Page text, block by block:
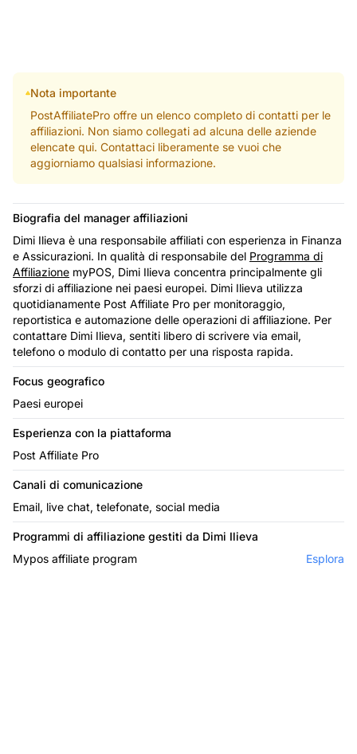
Nota importante
PostAffiliatePro offre un elenco completo di contatti per le
affiliazioni. Non siamo collegati ad alcuna delle aziende
elencate qui. Contattaci liberamente se vuoi che
aggiorniamo qualsiasi informazione.
Biografia del manager affiliazioni
Dimi Ilieva è una responsabile affiliati con esperienza in Finanza
e Assicurazioni. In qualità di responsabile del Programma di
Affiliazione myPOS, Dimi Ilieva concentra principalmente gli
sforzi di affiliazione nei paesi europei. Dimi Ilieva utilizza
quotidianamente Post Affiliate Pro per monitoraggio,
reportistica e automazione delle operazioni di affiliazione. Per
contattare Dimi Ilieva, sentiti libero di scrivere via email,
telefono o modulo di contatto per una risposta rapida.
Focus geografico
Paesi europei
Esperienza con la piattaforma
Post Affiliate Pro
Canali di comunicazione
Email, live chat, telefonate, social media
Programmi di affiliazione gestiti da Dimi Ilieva
Mypos affiliate program
Esplora